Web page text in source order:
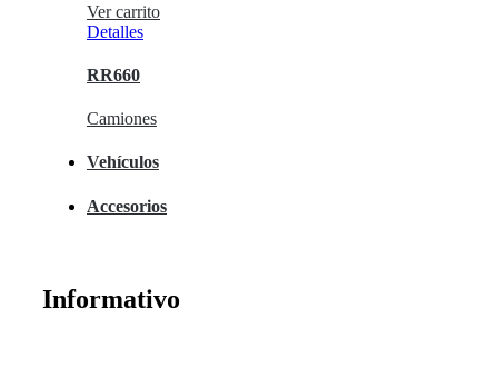
Ver carrito
Detalles
RR660
Camiones
Vehículos
Accesorios
Informativo